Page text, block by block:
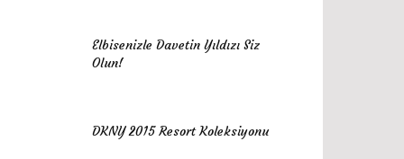
Elbisenizle Davetin Yıldızı Siz
Olun!
DKNY 2015 Resort Koleksiyonu